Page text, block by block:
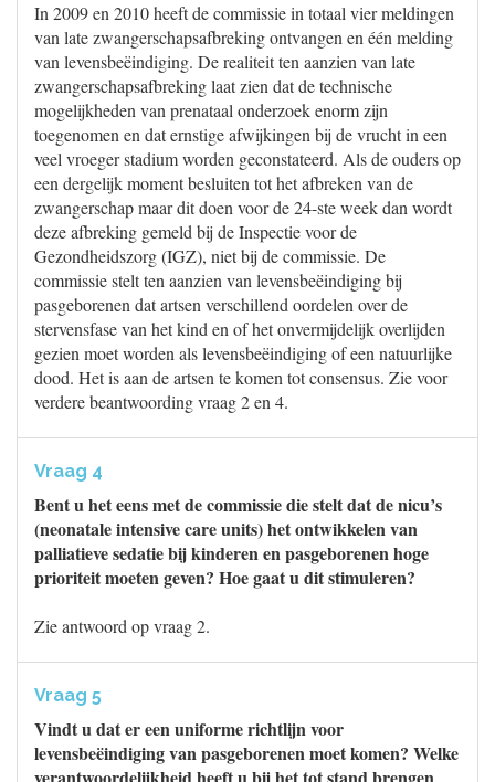
In 2009 en 2010 heeft de commissie in totaal vier meldingen
van late zwangerschapsafbreking ontvangen en één melding
van levensbeëindiging. De realiteit ten aanzien van late
zwangerschapsafbreking laat zien dat de technische
mogelijkheden van prenataal onderzoek enorm zijn
toegenomen en dat ernstige afwijkingen bij de vrucht in een
veel vroeger stadium worden geconstateerd. Als de ouders op
een dergelijk moment besluiten tot het afbreken van de
zwangerschap maar dit doen voor de 24-ste week dan wordt
deze afbreking gemeld bij de Inspectie voor de
Gezondheidszorg (IGZ), niet bij de commissie. De
commissie stelt ten aanzien van levensbeëindiging bij
pasgeborenen dat artsen verschillend oordelen over de
stervensfase van het kind en of het onvermijdelijk overlijden
gezien moet worden als levensbeëindiging of een natuurlijke
dood. Het is aan de artsen te komen tot consensus. Zie voor
verdere beantwoording vraag 2 en 4.
Vraag 4
Bent u het eens met de commissie die stelt dat de nicu’s
(neonatale intensive care units) het ontwikkelen van
palliatieve sedatie bij kinderen en pasgeborenen hoge
prioriteit moeten geven? Hoe gaat u dit stimuleren?
Zie antwoord op vraag 2.
Vraag 5
Vindt u dat er een uniforme richtlijn voor
levensbeëindiging van pasgeborenen moet komen? Welke